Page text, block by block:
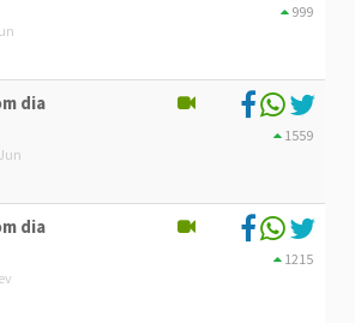
999
dia
1559
dia
1215